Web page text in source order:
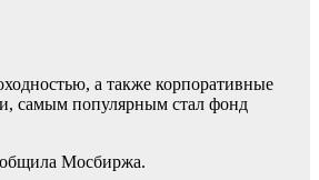
а также корпоративные
самым популярным стал фонд
Мосбиржа.